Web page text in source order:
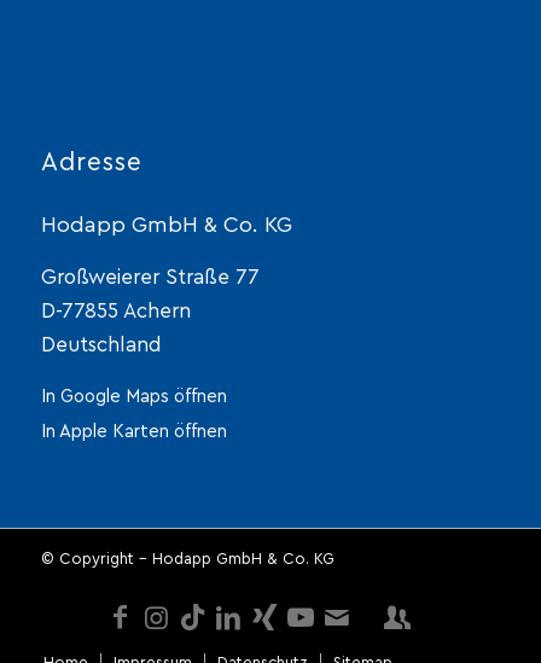
Adresse
Hodapp GmbH & Co. KG
Großweierer Straße 77
D-77855 Achern
Deutschland
In Google Maps öffnen
In Apple Karten öffnen
© Copyright - Hodapp GmbH & Co. KG